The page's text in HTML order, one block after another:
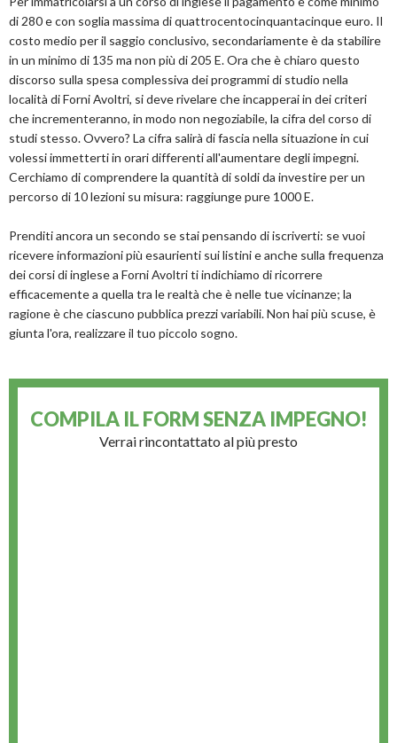
di 280 e con soglia massima di quattrocentocinquantacinque euro. Il
costo medio per il saggio conclusivo, secondariamente è da stabilire
in un minimo di 135 ma non più di 205 E. Ora che è chiaro questo
discorso sulla spesa complessiva dei programmi di studio nella
località di Forni Avoltri, si deve rivelare che incapperai in dei criteri
che incrementeranno, in modo non negoziabile, la cifra del corso di
studi stesso. Ovvero? La cifra salirà di fascia nella situazione in cui
volessi immetterti in orari differenti all'aumentare degli impegni.
Cerchiamo di comprendere la quantità di soldi da investire per un
percorso di 10 lezioni su misura: raggiunge pure 1000 E.
Prenditi ancora un secondo se stai pensando di iscriverti: se vuoi
ricevere informazioni più esaurienti sui listini e anche sulla frequenza
dei corsi di inglese a Forni Avoltri ti indichiamo di ricorrere
efficacemente a quella tra le realtà che è nelle tue vicinanze; la
ragione è che ciascuno pubblica prezzi variabili. Non hai più scuse, è
giunta l'ora, realizzare il tuo piccolo sogno.
COMPILA IL FORMSENZA IMPEGNO!
Verrai rincontattato al più presto